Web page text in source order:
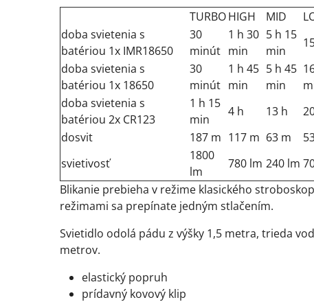
TURBOHIGH MID
doba svietenia s
batériou 1x IMR18650
30
minút
1 h 30
min
5 h 15
min
doba svietenia s
batériou 1x 18650
30
minút
1 h 45
min
5 h 45
min
doba svietenia s
batériou 2x CR123
1 h 15
min
4 h 13 h
dosvit
187 m 117 m 63 m
svietivosť
1800
lm
780 lm 240 lm
Blikanie prebieha v režime klasického
režimami sa prepínate jedným stlačením.
Svietidlo odolá pádu z výšky 1,5 metra, trieda
metrov.
elastický popruh
prídavný kovový klip